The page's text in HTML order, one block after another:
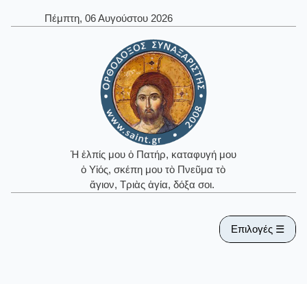
Πέμπτη, 06 Αυγούστου 2026
Ἡ ἐλπίς μου ὁ Πατήρ, καταφυγή μου
ὁ Υἱός, σκέπη μου τὸ Πνεῦμα τὸ
ἅγιον, Τριὰς ἁγία, δόξα σοι.
Επιλογές ☰